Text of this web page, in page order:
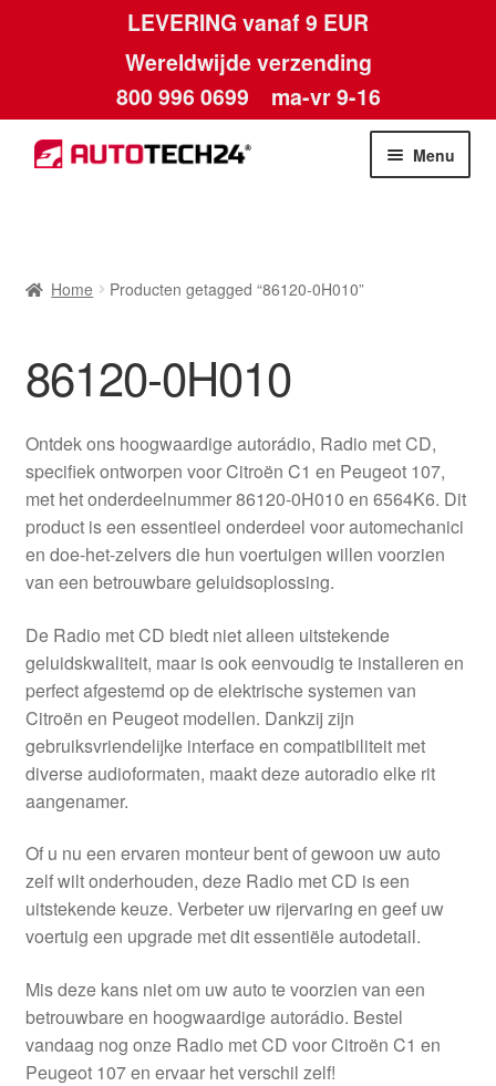
LEVERING vanaf 9 EUR
Wereldwijde verzending
800 996 0699 ma-vr 9-16
Ga
door
Ga
naar
Menu
Betalingen
Contact
Kassa
Klachten
Klachtenprocedure
Levering
Mijn account
Over ons
Privacybeleid
Wereldwijde verzending
Winkelwagen
Home Producten getagged “86120-0H010”
86120-0H010
Ontdek ons hoogwaardige autorádio, Radio met CD,
specifiek ontworpen voor Citroën C1 en Peugeot 107,
met het onderdeelnummer 86120-0H010 en 6564K6. Dit
product is een essentieel onderdeel voor automechanici
en doe-het-zelvers die hun voertuigen willen voorzien
van een betrouwbare geluidsoplossing.
De Radio met CD biedt niet alleen uitstekende
geluidskwaliteit, maar is ook eenvoudig te installeren en
perfect afgestemd op de elektrische systemen van
Citroën en Peugeot modellen. Dankzij zijn
gebruiksvriendelijke interface en compatibiliteit met
diverse audioformaten, maakt deze autoradio elke rit
aangenamer.
Of u nu een ervaren monteur bent of gewoon uw auto
zelf wilt onderhouden, deze Radio met CD is een
uitstekende keuze. Verbeter uw rijervaring en geef uw
voertuig een upgrade met dit essentiële autodetail.
Mis deze kans niet om uw auto te voorzien van een
betrouwbare en hoogwaardige autorádio. Bestel
vandaag nog onze Radio met CD voor Citroën C1 en
Peugeot 107 en ervaar het verschil zelf!